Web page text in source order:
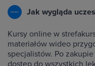
Jak wygląda
Kursy online w
materiałów wideo
specjalistów. Po
dostęp do wszystkich